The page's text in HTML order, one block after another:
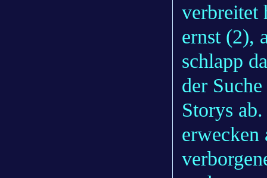
verbreitet
ernst (2),
schlapp
der
Storys
erwecken